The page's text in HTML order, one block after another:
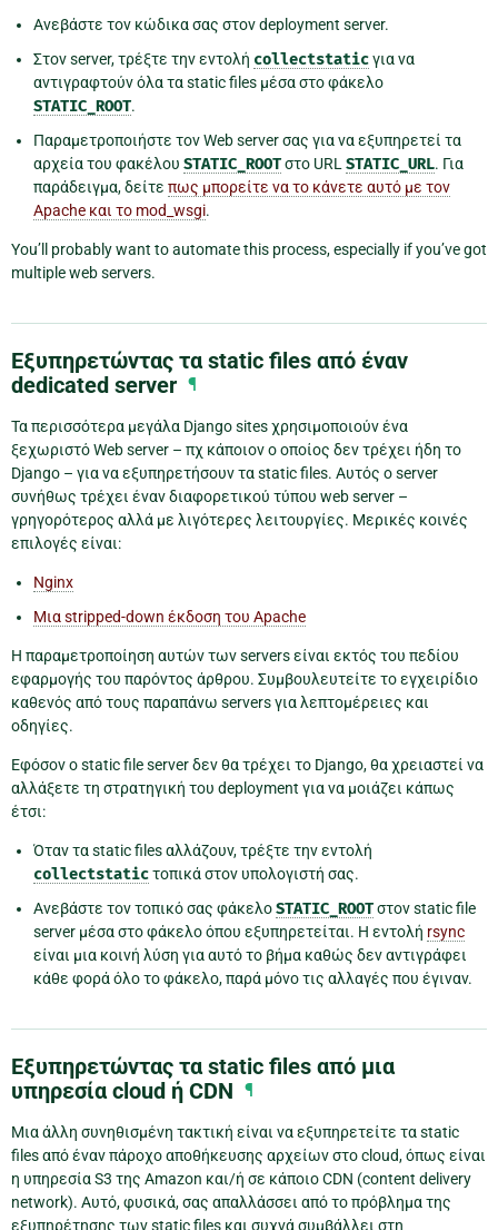
Ανεβάστε τον κώδικα σας στον deployment server.
Στον server, τρέξτε την εντολή collectstaticγια να
αντιγραφτούν όλα τα static files μέσα στο φάκελο
STATIC_ROOT.
Παραμετροποιήστε τον Web server σας για να εξυπηρετεί τα
αρχεία του φακέλου STATIC_ROOTστο URLSTATIC_URL. Για
παράδειγμα, δείτε πως μπορείτε να το κάνετε αυτό με τον
Apache και το mod_wsgi.
You’ll probably want to automate this process, especially if you’ve got
multiple web servers.
Εξυπηρετώντας τα static files από έναν
dedicated server ¶
Τα περισσότερα μεγάλα Django sites χρησιμοποιούν ένα
ξεχωριστό Web server – πχ κάποιον ο οποίος δεν τρέχει ήδη το
Django – για να εξυπηρετήσουν τα static files. Αυτός ο server
συνήθως τρέχει έναν διαφορετικού τύπου web server –
γρηγορότερος αλλά με λιγότερες λειτουργίες. Μερικές κοινές
επιλογές είναι:
Nginx
Μια stripped-down έκδοση του Apache
Η παραμετροποίηση αυτών των servers είναι εκτός του πεδίου
εφαρμογής του παρόντος άρθρου. Συμβουλευτείτε το εγχειρίδιο
καθενός από τους παραπάνω servers για λεπτομέρειες και
οδηγίες.
Εφόσον ο static file server δεν θα τρέχει το Django, θα χρειαστεί να
αλλάξετε τη στρατηγική του deployment για να μοιάζει κάπως
έτσι:
Όταν τα static files αλλάζουν, τρέξτε την εντολή
collectstaticτοπικά στον υπολογιστή σας.
Ανεβάστε τον τοπικό σας φάκελοSTATIC_ROOTστον static file
server μέσα στο φάκελο όπου εξυπηρετείται. Η εντολή rsync
είναι μια κοινή λύση για αυτό το βήμα καθώς δεν αντιγράφει
κάθε φορά όλο το φάκελο, παρά μόνο τις αλλαγές που έγιναν.
Εξυπηρετώντας τα static files από μια
υπηρεσία cloud ή CDN ¶
Μια άλλη συνηθισμένη τακτική είναι να εξυπηρετείτε τα static
files από έναν πάροχο αποθήκευσης αρχείων στο cloud, όπως είναι
η υπηρεσία S3 της Amazon και/ή σε κάποιο CDN (content delivery
network). Αυτό, φυσικά, σας απαλλάσσει από το πρόβλημα της
εξυπηρέτησης των static files και συχνά συμβάλλει στη